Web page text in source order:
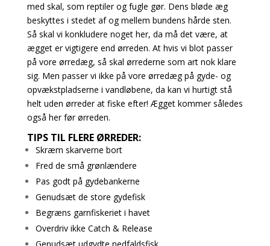
med skal, som reptiler og fugle gør. Dens bløde æg
beskyttes i stedet af og mellem bundens hårde sten.
Så skal vi konkludere noget her, da må det være, at
ægget er vigtigere end ørreden. At hvis vi blot passer
på vore ørredæg, så skal ørrederne som art nok klare
sig. Men passer vi ikke på vore ørredæg på gyde- og
opvækstpladserne i vandløbene, da kan vi hurtigt stå
helt uden ørreder at fiske efter! Ægget kommer således
også her før ørreden.
TIPS TIL FLERE ØRREDER:
Skræm skarverne bort
Fred de små grønlændere
Pas godt på gydebankerne
Genudsæt de store gydefisk
Begræns garnfiskeriet i havet
Overdriv ikke Catch & Release